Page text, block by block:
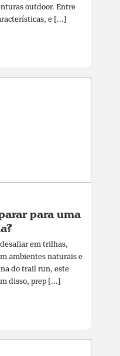
outdoor. Entre
e [...]
para uma
em trilhas,
ambientes naturais e
do trail run, este
disso, prep [...]